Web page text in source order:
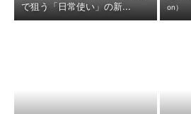
で狙う「日常使い」の新...
on）